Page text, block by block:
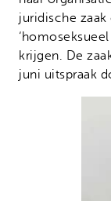
juridische
krijgen. De
juni uitspraak